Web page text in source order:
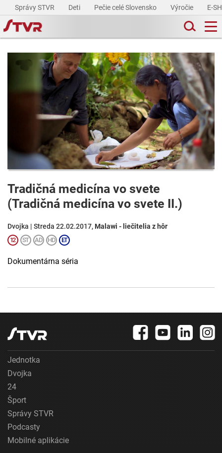
Správy STVR Deti Pečie celé Slovensko Výročie E-
Tradičná medicína vo svete
(Tradičná medicína vo svete II.)
Dvojka | Streda 22.02.2017, Malawi - liečitelia z hôr
Dokumentárna séria
Jednotka
Dvojka
24
Šport
Správy STVR
Podcasty
Mobilné aplikácie